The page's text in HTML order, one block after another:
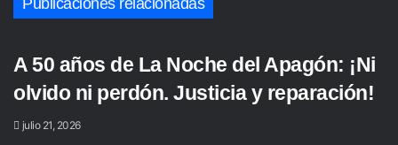
A 50 años de La Noche del Apagón: ¡Ni
olvido ni perdón. Justicia y reparación!
julio 21, 2026